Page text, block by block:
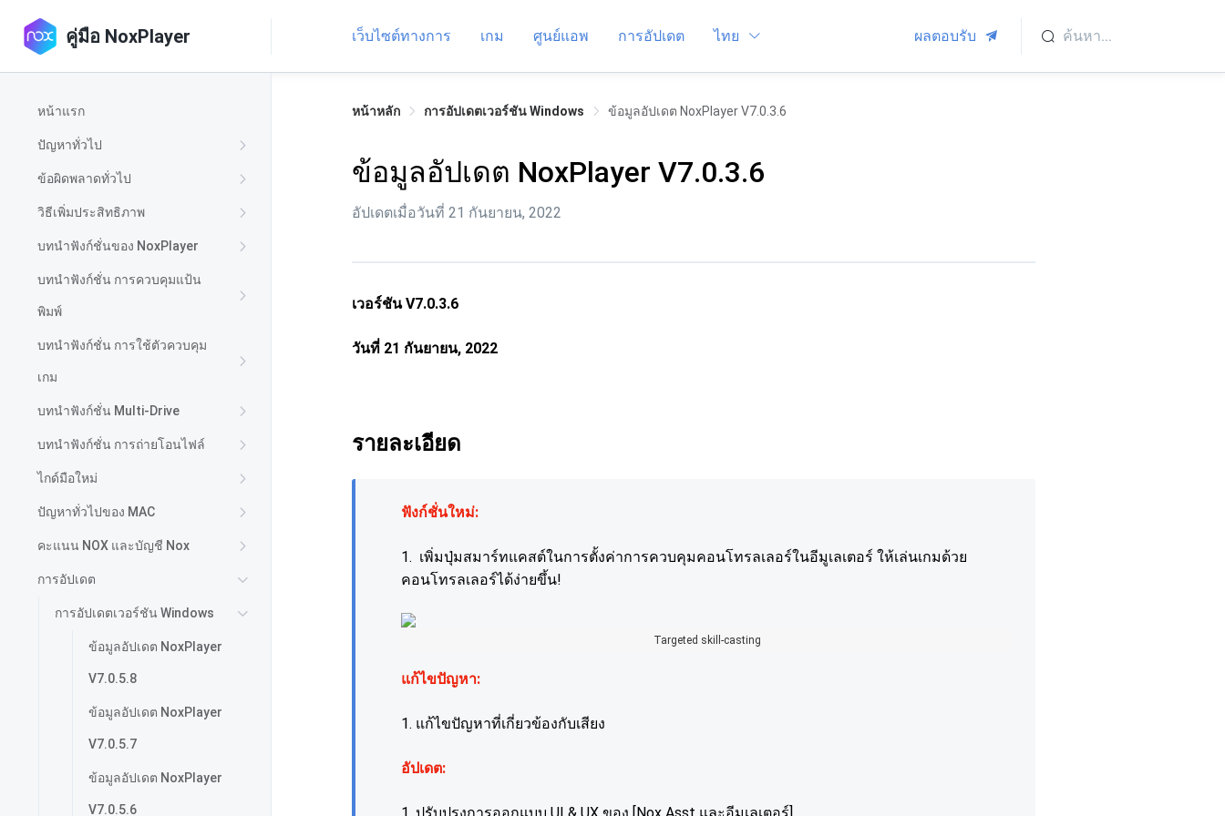
คู่มือ NoxPlayer เว็บไซต์ทางการ เกม ศูนย์แอพ การอัปเดต ไทย ผลตอบรับ
หน้าแรก
ปัญหาทั่วไป
ข้อผิดพลาดทั่วไป
วิธีเพิ่มประสิทธิภาพ
บทนำฟังก์ชั่นของ NoxPlayer
บทนำฟังก์ชั่น การควบคุมแป้น
พิมพ์
บทนำฟังก์ชั่น การใช้ตัวควบคุม
เกม
บทนำฟังก์ชั่น Multi-Drive
บทนำฟังก์ชั่น การถ่ายโอนไฟล์
ไกด์มือใหม่
ปัญหาทั่วไปของ MAC
คะแนน NOX และบัญชี Nox
การอัปเดต
การอัปเดตเวอร์ชัน Windows
ข้อมูลอัปเดต NoxPlayer
V7.0.5.8
ข้อมูลอัปเดต NoxPlayer
V7.0.5.7
ข้อมูลอัปเดต NoxPlayer
V7.0.5.6
หน้าหลัก การอัปเดตเวอร์ชัน Windows ข้อมูลอัปเดต NoxPlayer V7.0.3.6
ข้อมูลอัปเดต NoxPlayer V7.0.3.6
อัปเดตเมื่อวันที่ 21 กันยายน, 2022
เวอร์ชัน V7.0.3.6
วันที่ 21 กันยายน, 2022
รายละเอียด
ฟังก์ชั่นใหม่:
1. เพิ่มปุ่มสมาร์ทแคสต์ในการตั้งค่าการควบคุมคอนโทรลเลอร์ในอีมูเลเตอร์ ให้เล่นเกมด้วย
คอนโทรลเลอร์ได้ง่ายขึ้น!
Targeted skill-casting
แก้ไขปัญหา:
1. แก้ไขปัญหาที่เกี่ยวข้องกับเสียง
อัปเดต: